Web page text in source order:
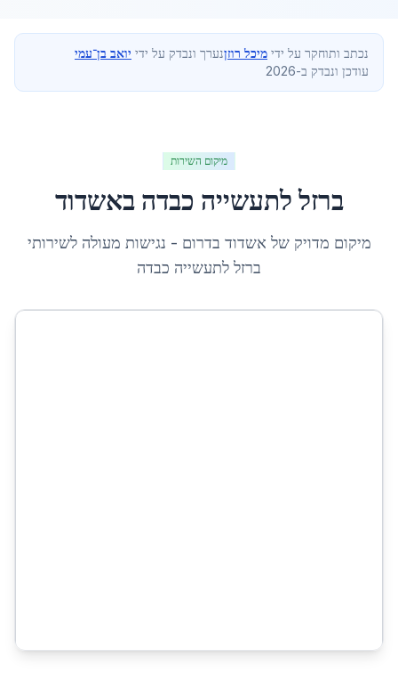
נכתב ותוחקר על ידי מיכל רוזןנערך ונבדק על ידי יואב בן־עמי
עודכן ונבדק ב-2026
מיקום השירות
ברזל לתעשייה כבדה באשדוד
מיקום מדויק של אשדוד בדרום - נגישות מעולה לשירותי
ברזל לתעשייה כבדה